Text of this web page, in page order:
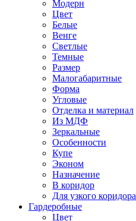
Модерн
Цвет
Белые
Венге
Светлые
Темные
Размер
Малогабаритные
Форма
Угловые
Отделка и материал
Из МДФ
Зеркальные
Особенности
Купе
Эконом
Назначение
В коридор
Для узкого коридора
Гардеробные
Цвет